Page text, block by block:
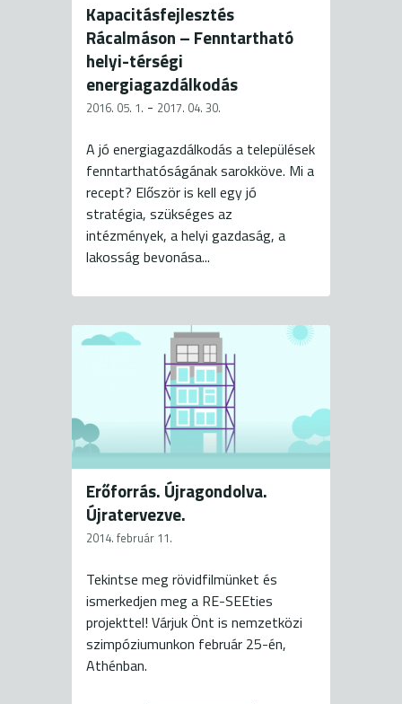
Kapacitásfejlesztés
Rácalmáson – Fenntartható
helyi-térségi
energiagazdálkodás
2016. 05. 1. - 2017. 04. 30.
A jó energiagazdálkodás a települések
fenntarthatóságának sarokköve. Mi a
recept? Először is kell egy jó
stratégia, szükséges az
intézmények, a helyi gazdaság, a
lakosság bevonása...
Erőforrás. Újragondolva.
Újratervezve.
2014. február 11.
Tekintse meg rövidfilmünket és
ismerkedjen meg a RE-SEEties
projekttel! Várjuk Önt is nemzetközi
szimpóziumunkon február 25-én,
Athénban.